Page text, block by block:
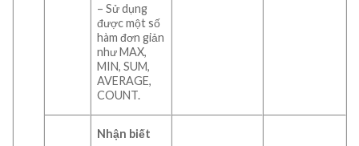
– Sử dụng
được một số
hàm đơn giản
như MAX,
MIN, SUM,
AVERAGE,
COUNT.
Nhận biết